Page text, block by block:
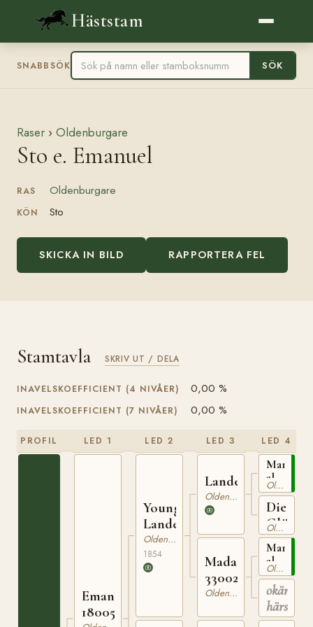
Häststam
SNABBSÖK SÖK
Raser › Oldenburgare
Sto e. Emanuel
RAS Oldenburgare
KÖN Sto
SKICKA IN BILD RAPPORTERA FEL
Stamtavla SKRIV UT / DELA
INAVELSKOEFFICIENT (4 NIVÅER) 0,00 %
INAVELSKOEFFICIENT (7 NIVÅER) 0,00 %
PROFIL LED 1
Emanuel
180050664
LED 2
Young
Landessohn
Oldenburgare
1854
LED 3
Landessohn
Oldenburgare
Madame
330022648
Oldenburgare
LED 4
Martens
alter
Hengst
Oldenburgare
Die
Oldenburgare
Martens
alter
Hengst
Oldenburgare
okänd